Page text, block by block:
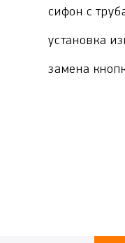
сифон с
установка
замена